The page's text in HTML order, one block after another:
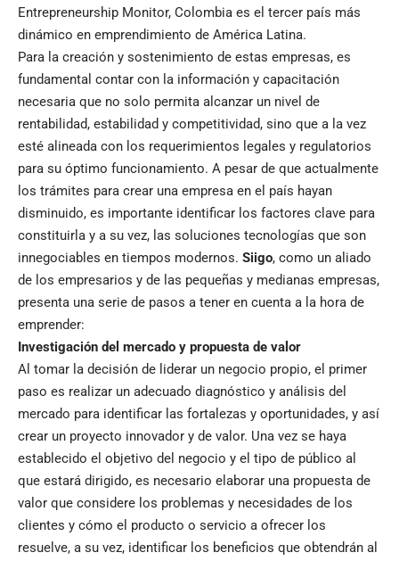
Entrepreneurship Monitor, Colombia es el tercer país más
dinámico en emprendimiento de América Latina.
Para la creación y sostenimiento de estas empresas, es
fundamental contar con la información y capacitación
necesaria que no solo permita alcanzar un nivel de
rentabilidad, estabilidad y competitividad, sino que a la vez
esté alineada con los requerimientos legales y regulatorios
para su óptimo funcionamiento. A pesar de que actualmente
los trámites para crear una empresa en el país hayan
disminuido, es importante identificar los factores clave para
constituirla y a su vez, las soluciones tecnologías que son
innegociables en tiempos modernos. Siigo, como un aliado
de los empresarios y de las pequeñas y medianas empresas,
presenta una serie de pasos a tener en cuenta a la hora de
emprender:
Investigación del mercado y propuesta de valor
Al tomar la decisión de liderar un negocio propio, el primer
paso es realizar un adecuado diagnóstico y análisis del
mercado para identificar las fortalezas y oportunidades, y así
crear un proyecto innovador y de valor. Una vez se haya
establecido el objetivo del negocio y el tipo de público al
que estará dirigido, es necesario elaborar una propuesta de
valor que considere los problemas y necesidades de los
clientes y cómo el producto o servicio a ofrecer los
resuelve, a su vez, identificar los beneficios que obtendrán al